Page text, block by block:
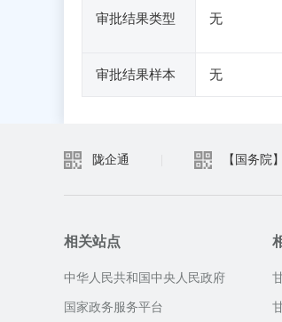
审批结果类型 无
审批结果样本 无
陇企通 【国务院
相关站点
中华人民共和国中央人民政府
国家政务服务平台